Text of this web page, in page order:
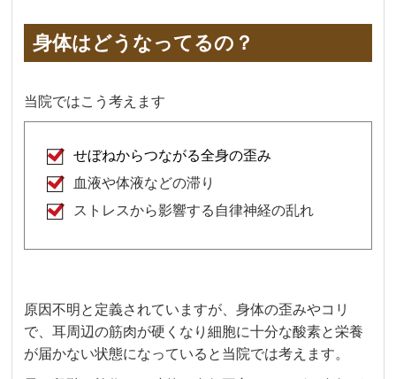
身体はどうなってるの？
当院ではこう考えます
せぼねからつながる全身の歪み
血液や体液などの滞り
ストレスから影響する自律神経の乱れ
原因不明と定義されていますが、身体の歪みやコリ
で、耳周辺の筋肉が硬くなり細胞に十分な酸素と栄養
が届かない状態になっていると当院では考えます。